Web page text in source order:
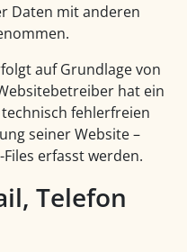
Daten mit anderen
auf Grundlage von
hat ein
fehlerfreien
seiner Website –
erfasst werden.
Telefon